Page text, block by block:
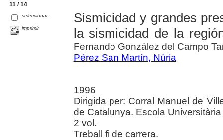
11 / 14
seleccionar
imprimir
Sismicidad y grandes
la sismicidad de la
Fernando González del Campo
Pérez San Martín, Núria
1996
Dirigida per: Corral Manuel de
de Catalunya. Escola
2 vol.
Treball fi de carrera.